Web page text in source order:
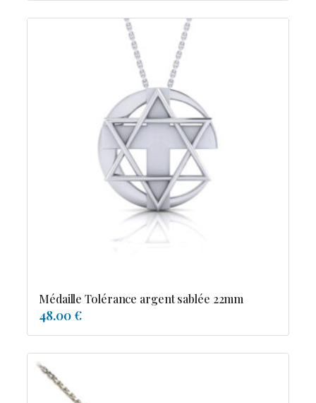
Médaille Tolérance argent sablée 22mm
48.00 €